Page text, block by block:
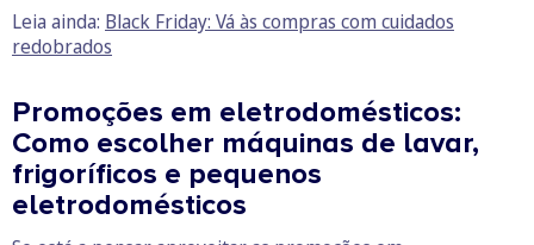
Leia ainda: Black Friday: Vá às compras com cuidados
redobrados
Promoções em eletrodomésticos:
Como escolher máquinas de lavar,
frigoríficos e pequenos
eletrodomésticos